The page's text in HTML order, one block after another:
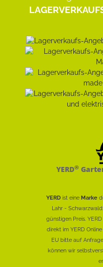
YERD®
YERD ist eine Marke
Lahr -
günstigen Preis.
direkt im YERD
EU bitte auf
können wir